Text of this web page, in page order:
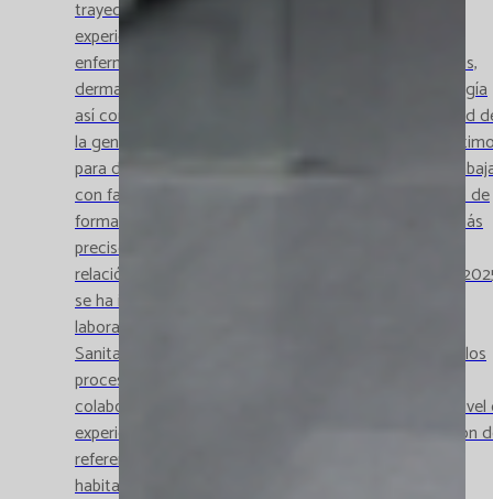
trayectoria de Catlab ha repercutido en una gran
experiencia en el ámbito del diagnóstico genético de
enfermedades neurológicas, cardíacas, oftalmológicas,
dermatológicas, trastornos del desarrollo, dismorfología
así como el cáncer hereditario. Dada la transversalidad
la genética actual, Catlab cuenta con los recursos
para dar servicio al conjunto de especialidades. Se
con facultativos especialistas que abordan cada caso de
forma personalizada para proporcionar el resultado más
preciso y adecuado a los pacientes y sus familias. En
relación con el conjunto de la Genética, a lo largo de
se ha iniciado un proyecto de integración de los
laboratorios de Genética de CatLab y del Consorcio
Sanitario de Terrassa. Con esta actuación se unifican los
procesos y se establece una fórmula definitiva de
colaboración entre dos equipos de trabajo con alto nivel
experiencia. La integración permite ampliar la población
referencia en Genética a más de medio millón de
habitantes que se beneficiarán de las técnicas más